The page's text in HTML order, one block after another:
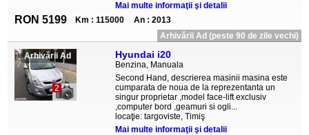
Mai multe informaţii şi detalii
RON 5199 Km : 115000
An : 2013
Arhivării Ad (peste 90 de zile vechi)
Arhivării Ad
2
Hyundai i20
Benzina, Manuala
Second Hand, descrierea masinii masina este
cumparata de noua de la reprezentanta un
singur proprietar ,model face-lift exclusiv
,computer bord ,geamuri si ogli...
locaţie: targoviste, Timiş
Mai multe informaţii şi detalii